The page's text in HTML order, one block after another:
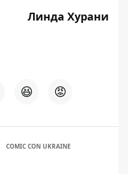
Линда Хурани
😆 😡
COMIC CON UKRAINE